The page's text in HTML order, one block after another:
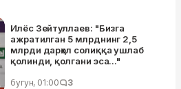
Илёс Зейтуллаев: "Бизга
ажратилган 5 млрднинг 2,5
млрди дарҳол солиққа ушлаб
қолинди, қолгани эса..."
бугун, 01:00 3